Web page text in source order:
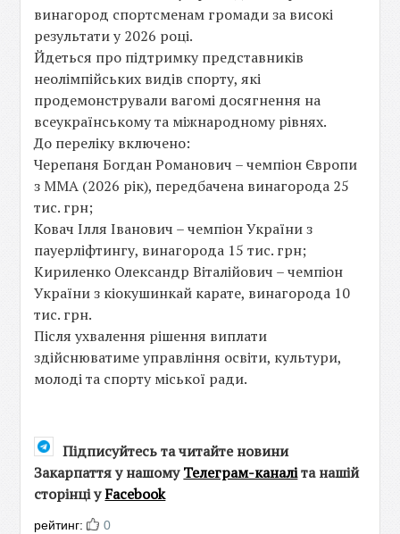
винагород спортсменам громади за високі
результати у 2026 році.
Йдеться про підтримку представників
неолімпійських видів спорту, які
продемонстрували вагомі досягнення на
всеукраїнському та міжнародному рівнях.
До переліку включено:
Черепаня Богдан Романович – чемпіон Європи
з ММА (2026 рік), передбачена винагорода 25
тис. грн;
Ковач Ілля Іванович – чемпіон України з
пауерліфтингу, винагорода 15 тис. грн;
Кириленко Олександр Віталійович – чемпіон
України з кіокушинкай карате, винагорода 10
тис. грн.
Після ухвалення рішення виплати
здійснюватиме управління освіти, культури,
молоді та спорту міської ради.
Підписуйтесь та читайте новини
Закарпаття у нашомуТелеграм-каналіта нашій
сторінці уFacebook
рейтинг: 0